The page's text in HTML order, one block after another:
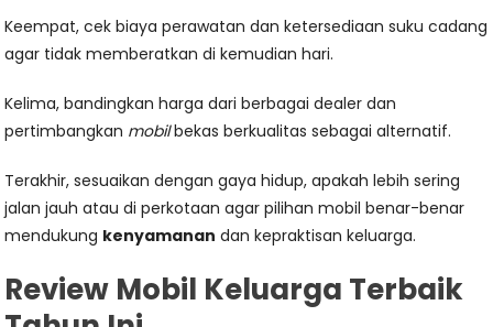
Keempat, cek biaya perawatan dan ketersediaan suku cadang
agar tidak memberatkan di kemudian hari.
Kelima, bandingkan harga dari berbagai dealer dan
pertimbangkan mobilbekas berkualitas sebagai alternatif.
Terakhir, sesuaikan dengan gaya hidup, apakah lebih sering
jalan jauh atau di perkotaan agar pilihan mobil benar-benar
mendukung kenyamanan dan kepraktisan keluarga.
Review Mobil Keluarga Terbaik